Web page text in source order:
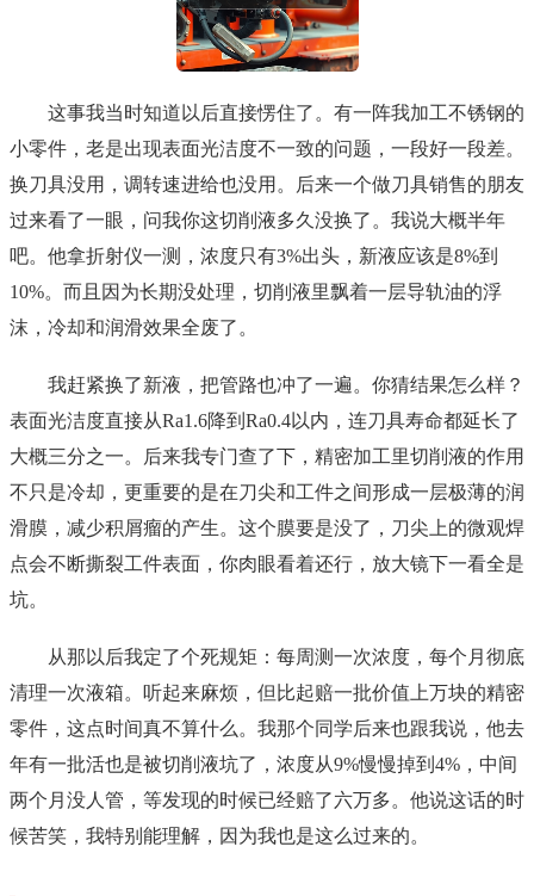
这事我当时知道以后直接愣住了。有一阵我加工不锈钢的
小零件，老是出现表面光洁度不一致的问题，一段好一段差。
换刀具没用，调转速进给也没用。后来一个做刀具销售的朋友
过来看了一眼，问我你这切削液多久没换了。我说大概半年
吧。他拿折射仪一测，浓度只有3%出头，新液应该是8%到
10%。而且因为长期没处理，切削液里飘着一层导轨油的浮
沫，冷却和润滑效果全废了。
我赶紧换了新液，把管路也冲了一遍。你猜结果怎么样？
表面光洁度直接从Ra1.6降到Ra0.4以内，连刀具寿命都延长了
大概三分之一。后来我专门查了下，精密加工里切削液的作用
不只是冷却，更重要的是在刀尖和工件之间形成一层极薄的润
滑膜，减少积屑瘤的产生。这个膜要是没了，刀尖上的微观焊
点会不断撕裂工件表面，你肉眼看着还行，放大镜下一看全是
坑。
从那以后我定了个死规矩：每周测一次浓度，每个月彻底
清理一次液箱。听起来麻烦，但比起赔一批价值上万块的精密
零件，这点时间真不算什么。我那个同学后来也跟我说，他去
年有一批活也是被切削液坑了，浓度从9%慢慢掉到4%，中间
两个月没人管，等发现的时候已经赔了六万多。他说这话的时
候苦笑，我特别能理解，因为我也是这么过来的。